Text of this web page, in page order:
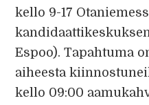
kello 9-17
Espoo). Tapahtuma
aiheesta
kello 09:00